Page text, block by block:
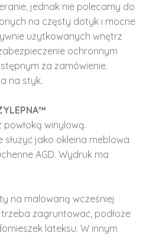
jednak nie polecamy do
na częsty dotyk i mocne
użytkowanych wnętrz
ochronnym
za zamówienie.
na styk.
powłoką winylową.
służyć jako okleina meblowa
AGD. Wydruk ma
na malowaną wcześniej
zagruntować, podłoże
lateksu. W innym